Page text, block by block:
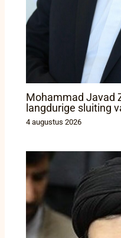
Mohammad Javad
langdurige sluiting
4 augustus 2026